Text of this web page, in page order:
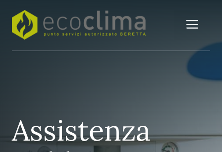
contenuto
Assistenza